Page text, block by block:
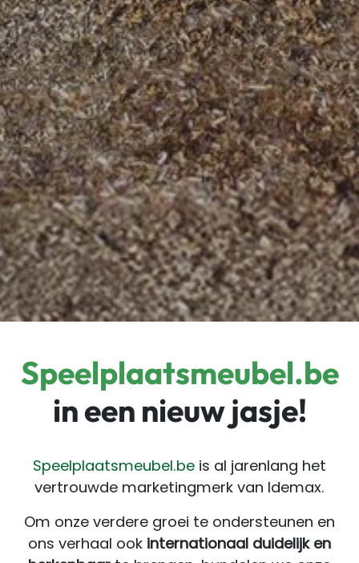
Speelplaatsmeubel.be
in een nieuw jasje!
Speelplaatsmeubel.be is al jarenlang het
vertrouwde marketingmerk van Idemax.
Om onze verdere groei te ondersteunen en
ons verhaal ook internationaal duidelijk en